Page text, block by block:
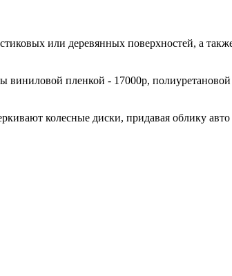
или деревянных поверхностей, а
виниловой пленкой - 17000р,
колесные диски, придавая облику